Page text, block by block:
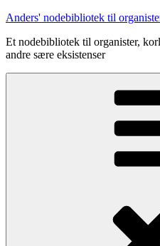
Videre
indhold
Anders' nodebibliotek til
Et nodebibliotek til organister,
andre sære eksistenser